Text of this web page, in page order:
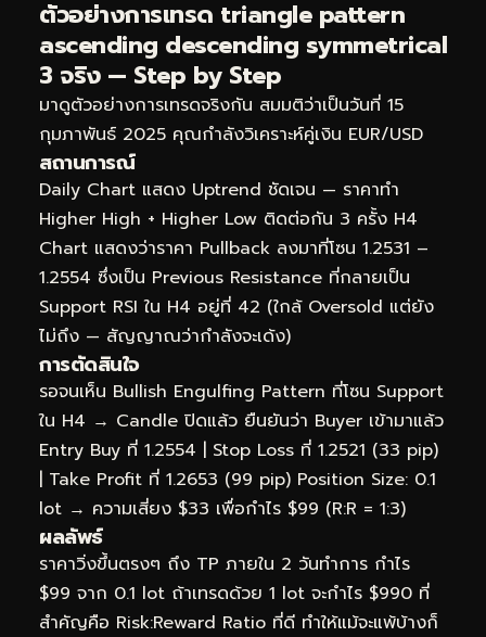
ตัวอย่างการเทรด triangle pattern
ascending descending symmetrical
3 จริง — Step by Step
มาดูตัวอย่างการเทรดจริงกัน สมมติว่าเป็นวันที่ 15
กุมภาพันธ์ 2025 คุณกำลังวิเคราะห์คู่เงิน EUR/USD
สถานการณ์
Daily Chart แสดง Uptrend ชัดเจน — ราคาทำ
Higher High + Higher Low ติดต่อกัน 3 ครั้ง H4
Chart แสดงว่าราคา Pullback ลงมาที่โซน 1.2531 –
1.2554 ซึ่งเป็น Previous Resistance ที่กลายเป็น
Support RSI ใน H4 อยู่ที่ 42 (ใกล้ Oversold แต่ยัง
ไม่ถึง — สัญญาณว่ากำลังจะเด้ง)
การตัดสินใจ
รอจนเห็น Bullish Engulfing Pattern ที่โซน Support
ใน H4 → Candle ปิดแล้ว ยืนยันว่า Buyer เข้ามาแล้ว
Entry Buy ที่ 1.2554 | Stop Loss ที่ 1.2521 (33 pip)
| Take Profit ที่ 1.2653 (99 pip) Position Size: 0.1
lot → ความเสี่ยง $33 เพื่อกำไร $99 (R:R = 1:3)
ผลลัพธ์
ราคาวิ่งขึ้นตรงๆ ถึง TP ภายใน 2 วันทำการ กำไร
$99 จาก 0.1 lot ถ้าเทรดด้วย 1 lot จะกำไร $990 ที่
สำคัญคือ Risk:Reward Ratio ที่ดี ทำให้แม้จะแพ้บ้างก็